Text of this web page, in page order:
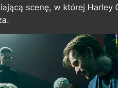
scenę, w której Harley